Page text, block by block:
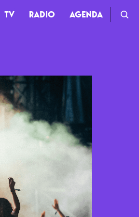
TV RADIO AGENDA
TV
Clips
Live
Documentaires
Web-séries